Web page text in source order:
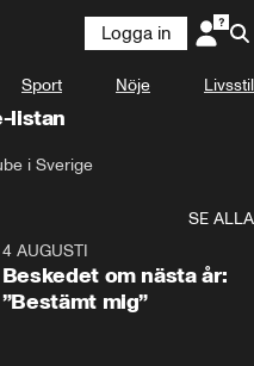
Logga in
Sport Nöje Livsstil
listan
i Sverige
SE ALLA
4 AUGUSTI
Beskedet om nästa år:
”Bestämt mig”